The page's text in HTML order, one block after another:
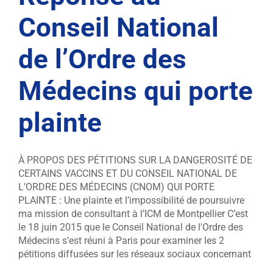
Conseil National
de l’Ordre des
Médecins qui porte
plainte
À PROPOS DES PÉTITIONS SUR LA DANGEROSITÉ DE
CERTAINS VACCINS ET DU CONSEIL NATIONAL DE
L’ORDRE DES MÉDECINS (CNOM) QUI PORTE
PLAINTE : Une plainte et l’impossibilité de poursuivre
ma mission de consultant à l’ICM de Montpellier C’est
le 18 juin 2015 que le Conseil National de l'Ordre des
Médecins s’est réuni à Paris pour examiner les 2
pétitions diffusées sur les réseaux sociaux concernant